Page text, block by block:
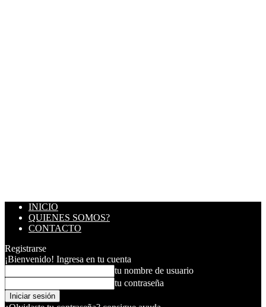
INICIO
QUIENES SOMOS?
CONTACTO
Registrarse
¡Bienvenido! Ingresa en tu cuenta
tu nombre de usuario
tu contraseña